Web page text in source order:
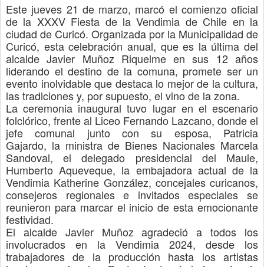
Este jueves 21 de marzo, marcó el comienzo oficial
de la XXXV Fiesta de la Vendimia de Chile en la
ciudad de Curicó. Organizada por la Municipalidad de
Curicó, esta celebración anual, que es la última del
alcalde Javier Muñoz Riquelme en sus 12 años
liderando el destino de la comuna, promete ser un
evento inolvidable que destaca lo mejor de la cultura,
las tradiciones y, por supuesto, el vino de lazona.
La ceremonia inaugural tuvo lugar en el escenario
folclórico, frente al Liceo Fernando Lazcano, donde el
jefe comunal junto con su esposa, Patricia
Gajardo, la ministra de Bienes Nacionales Marcela
Sandoval, el delegado presidencial del Maule,
Humberto Aqueveque, la embajadora actual de la
Vendimia Katherine González, concejales curicanos,
consejeros regionales e invitados especiales se
reunieron para marcar el inicio de esta emocionante
festividad.
El alcalde Javier Muñoz agradeció a todos los
involucrados en la Vendimia 2024, desde los
trabajadores de la producción hasta los artistas